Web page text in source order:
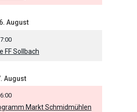
August
FF Sollbach
August
Markt Schmidmühlen